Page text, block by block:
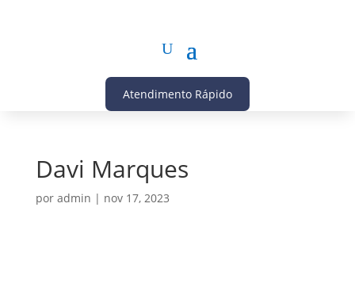
Atendimento Rápido
Davi Marques
por admin | nov 17, 2023